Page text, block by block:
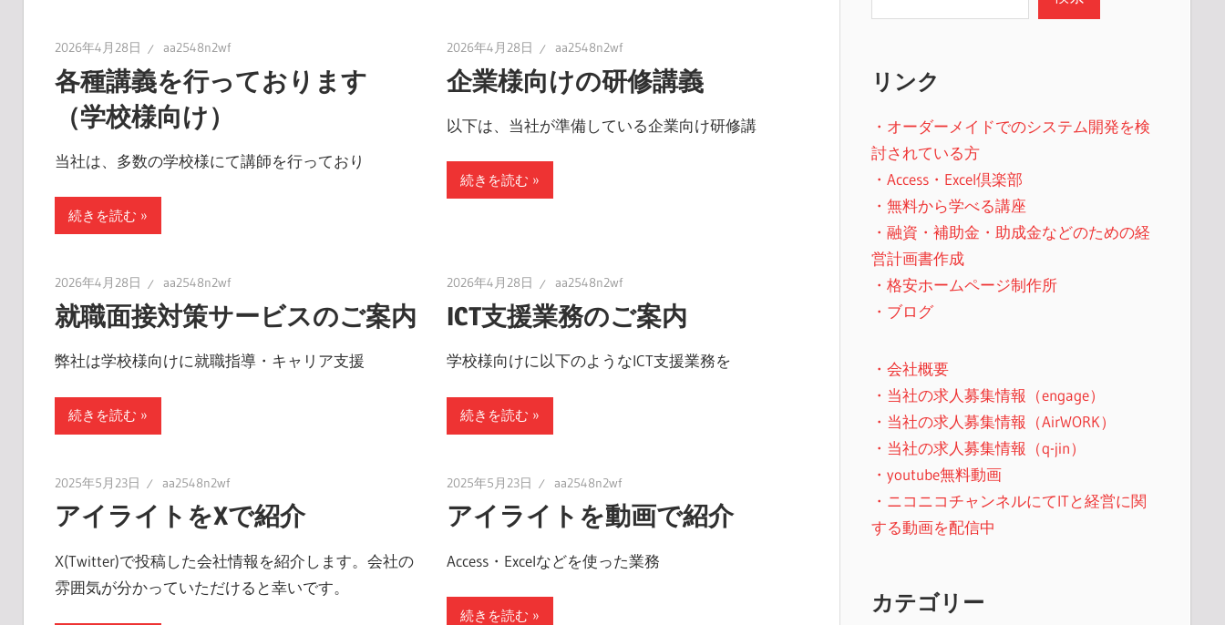
2026年4月28日 aa2548n2wf
各種講義を行っております
（学校様向け）
当社は、多数の学校様にて講師を行っており
続きを読む
2026年4月28日 aa2548n2wf
企業様向けの研修講義
以下は、当社が準備している企業向け研修講
続きを読む
2026年4月28日 aa2548n2wf
就職面接対策サービスのご案内
弊社は学校様向けに就職指導・キャリア支援
続きを読む
2026年4月28日 aa2548n2wf
ICT支援業務のご案内
学校様向けに以下のようなICT支援業務を
続きを読む
2025年5月23日 aa2548n2wf
アイライトをXで紹介
X(Twitter)で投稿した会社情報を紹介します。会社の
雰囲気が分かっていただけると幸いです。
2025年5月23日 aa2548n2wf
アイライトを動画で紹介
Access・Excelなどを使った業務
続きを読む
リンク
・オーダーメイドでのシステム開発を検
討されている方
・Access・Excel倶楽部
・無料から学べる講座
・融資・補助金・助成金などのための経
営計画書作成
・格安ホームページ制作所
・ブログ
・会社概要
・当社の求人募集情報（engage）
・当社の求人募集情報（AirWORK）
・当社の求人募集情報（q-jin）
・youtube無料動画
・ニコニコチャンネルにてITと経営に関
する動画を配信中
カテゴリー